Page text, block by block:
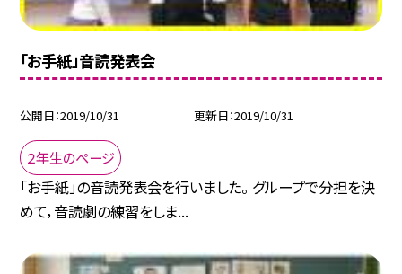
「お手紙」音読発表会
公開日 2019/10/31 更新日 2019/10/31
２年生のページ
「お手紙」の音読発表会を行いました。 グループで分担を決
めて，音読劇の練習をしま...